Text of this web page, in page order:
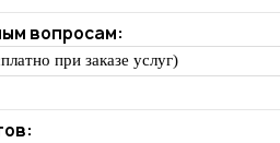
вопросам:
при заказе услуг)